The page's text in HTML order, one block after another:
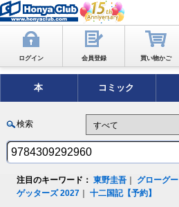
ログイン 会員登録 買い物かご
本 コミック
検索
注目のキーワード： 東野圭吾 グローグー
ゲッターズ 2027 ｜十二国記【予約】